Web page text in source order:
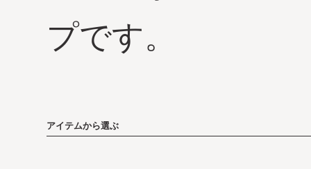
プです。
アイテムから選ぶ